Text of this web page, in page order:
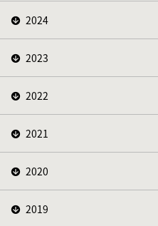
2024
2023
2022
2021
2020
2019